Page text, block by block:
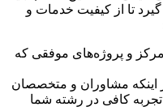
تا از کیفیت خدمات و
و پروژه‌های موفقی که
مشاوران و متخصصان
کافی در رشته شما